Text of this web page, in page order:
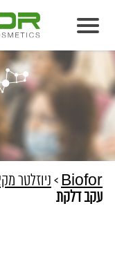
Biofor
> ניוזלטר
עקב דלקת